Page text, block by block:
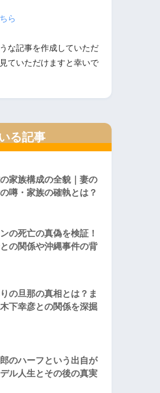
ら
な記事を作成していただ
ていただけますと幸いで
る記事
家族構成の全貌｜妻の
噂・家族の確執とは？
の死亡の真偽を検証！
の関係や沖縄事件の背
の旦那の真相とは？ま
下幸彦との関係を深掘
のハーフという出自が
ル人生とその後の真実